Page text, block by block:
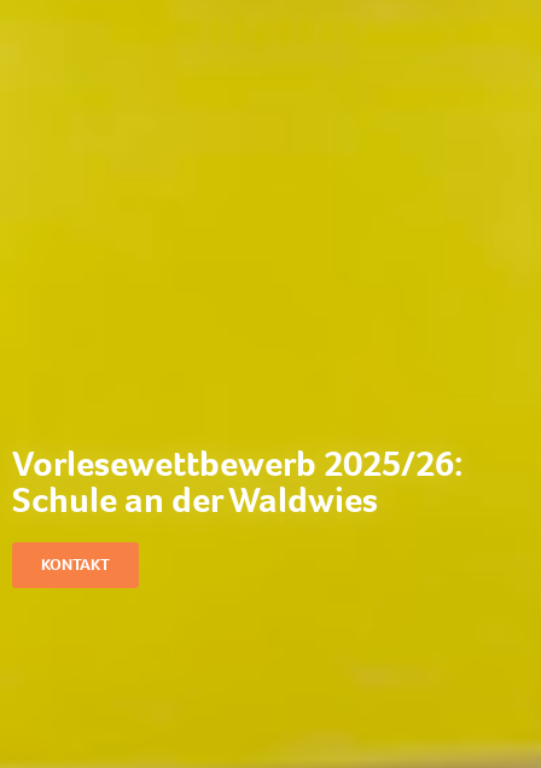
Vorlesewettbewerb 2025/26:
Schule an der Waldwies
KONTAKT